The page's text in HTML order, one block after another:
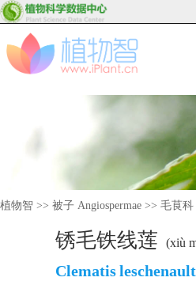
植物智 >> 被子 Angiospermae >> 毛茛科
锈毛铁线莲 (xiù
Clematis